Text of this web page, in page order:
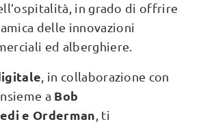
in grado di offrire
delle innovazioni
ed alberghiere.
, in collaborazione con
a Bob
e Orderman , ti